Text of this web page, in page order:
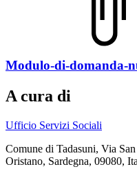
Modulo-di-domanda-
A cura di
Ufficio Servizi Sociali
Comune di Tadasuni, Via
Oristano, Sardegna, 09080,